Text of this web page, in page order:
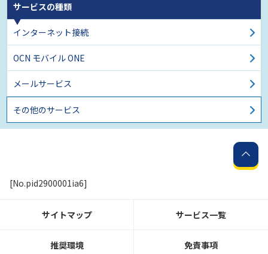
サービスの種類
インターネット接続
OCN モバイル ONE
メールサービス
その他のサービス
[No.pid2900001ia6]
サイトマップ サービス一覧
推奨環境 免責事項